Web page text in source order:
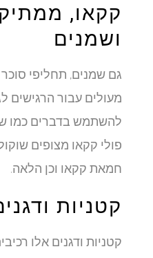
קקאו,
ושמנים
גם שמנים, תחליפי
מעולים עבור הרגישים
להשתמש בדברים כמו
פולי קקאו מצופים
חמאת קקאו וכן הלאה.
קטניות
קטניות ודגנים אלו